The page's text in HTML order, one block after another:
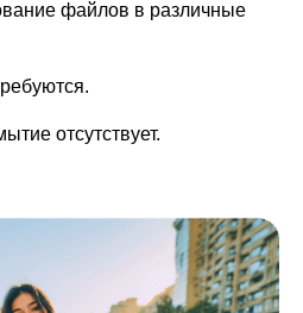
файлов в различные
отсутствует.